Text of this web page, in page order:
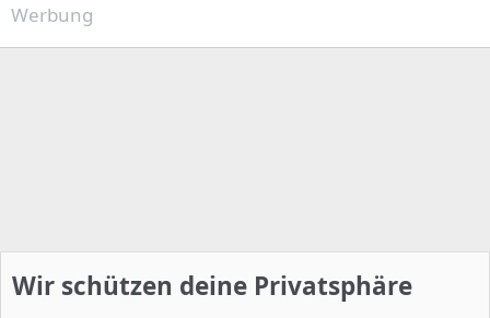
Werbung
Wir schützen deine Privatsphäre